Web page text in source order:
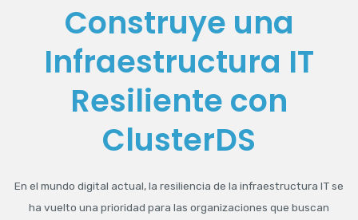
Construye una
Infraestructura IT
Resiliente con
ClusterDS
En el mundo digital actual, la resiliencia de la infraestructura IT se
ha vuelto una prioridad para las organizaciones que buscan